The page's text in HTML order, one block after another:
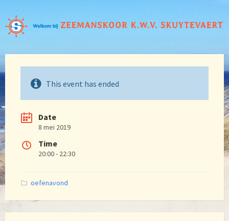
This event has ended
Date
8 mei 2019
Time
20:00 - 22:30
Categories:
oefenavond